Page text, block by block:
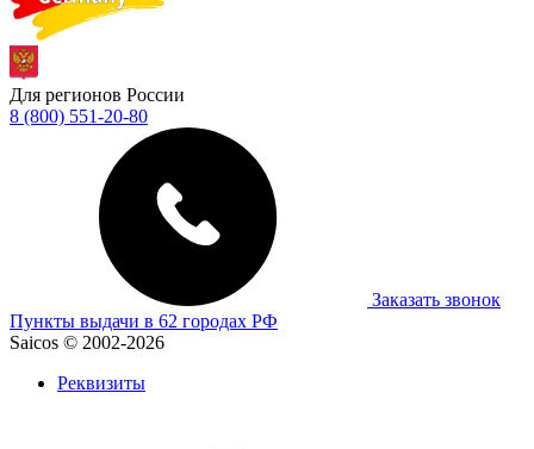
Для регионов России
8 (800) 551-20-80
Заказать звонок
Пункты выдачи в 62 городах РФ
Saicos © 2002-2026
Реквизиты